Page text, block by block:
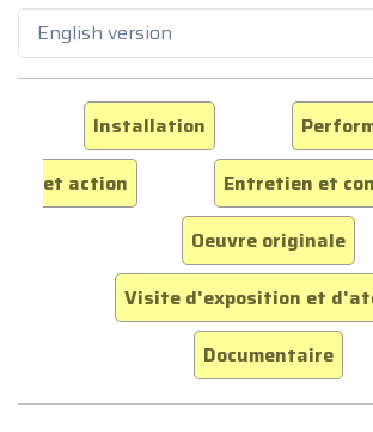
English version
Installation
et action
Entretien et
Oeuvre originale
Visite d'exposition et
Documentaire